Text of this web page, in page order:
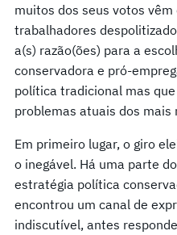
muitos dos seus votos
trabalhadores
a(s) razão(ões) para a
conservadora e pró-
política tradicional mas
problemas atuais dos mais
Em primeiro lugar, o giro
o inegável. Há uma parte
estratégia política
encontrou um canal de
indiscutível, antes